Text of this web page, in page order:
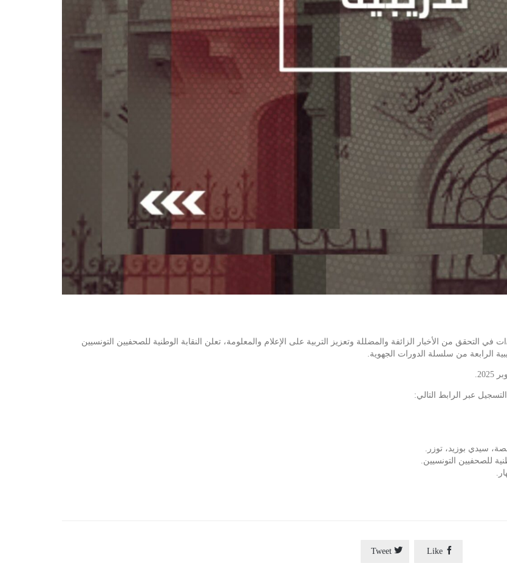
التحقق من الأخبار الزائفة والمضللة وتعزيز التربية على الإعلام والمعلومة، تعلن النقابة الوطنية للصحفيين التونسيين
عبر الرابط التالي:
سيدي بوزيد، توزر.
للصحفيين التونسيين.

Like

Tweet